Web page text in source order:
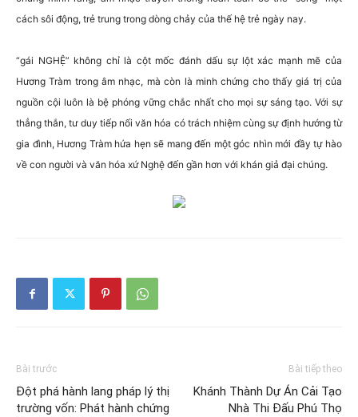
cách sôi động, trẻ trung trong dòng chảy của thế hệ trẻ ngày nay.
“gái NGHỆ” không chỉ là cột mốc đánh dấu sự lột xác mạnh mẽ của
Hương Tràm trong âm nhạc, mà còn là minh chứng cho thấy giá trị của
nguồn cội luôn là bệ phóng vững chắc nhất cho mọi sự sáng tạo. Với sự
thẳng thắn, tư duy tiếp nối văn hóa có trách nhiệm cùng sự định hướng từ
gia đình, Hương Tràm hứa hẹn sẽ mang đến một góc nhìn mới đầy tự hào
về con người và văn hóa xứ Nghệ đến gần hơn với khán giả đại chúng.
Bài trước
Đột phá hành lang pháp lý thị
trường vốn: Phát hành chứng
Bài tiếp theo
Khánh Thành Dự Án Cải Tạo
Nhà Thi Đấu Phú Thọ